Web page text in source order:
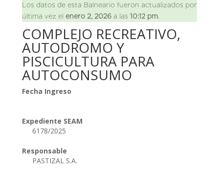
Los datos de esta Balneario fueron actualizados por
última vez el enero 2, 2026a las 10:12 pm.
COMPLEJO RECREATIVO,
AUTODROMO Y
PISCICULTURA PARA
AUTOCONSUMO
Fecha Ingreso
Expediente SEAM
6178/2025
Responsable
PASTIZAL S.A.